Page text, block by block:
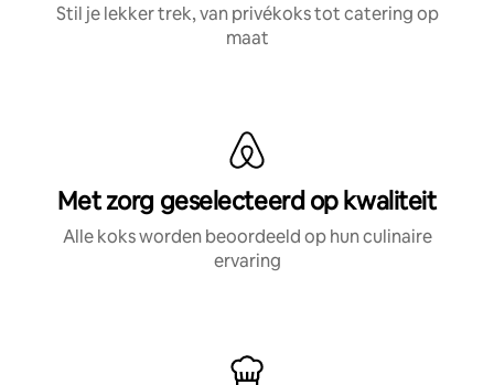
Stil je lekker trek, van privékoks tot catering op
maat
Met zorg geselecteerd op kwaliteit
Alle koks worden beoordeeld op hun culinaire
ervaring